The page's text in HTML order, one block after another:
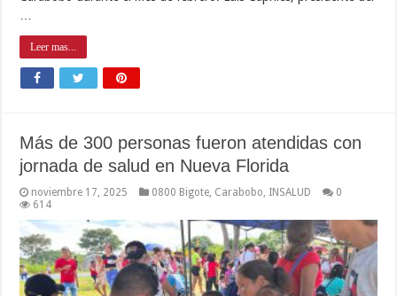
…
Leer mas...
Más de 300 personas fueron atendidas con
jornada de salud en Nueva Florida
noviembre 17, 2025 0800 Bigote, Carabobo, INSALUD
0
614